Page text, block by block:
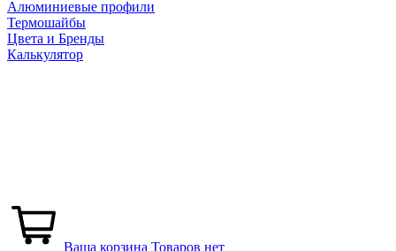
Алюминиевые профили
Термошайбы
Цвета и Бренды
Калькулятор
Ваша корзина Товаров нет